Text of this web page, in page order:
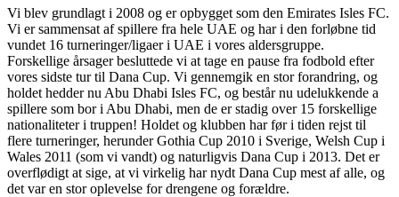
Vi blev grundlagt i 2008 og er opbygget som den Emirates Isles FC.
Vi er sammensat af spillere fra hele UAE og har i den forløbne tid
vundet 16 turneringer/ligaer i UAE i vores aldersgruppe.
Forskellige årsager besluttede vi at tage en pause fra fodbold efter
vores sidste tur til Dana Cup. Vi gennemgik en stor forandring, og
holdet hedder nu Abu Dhabi Isles FC, og består nu udelukkende a
spillere som bor i Abu Dhabi, men de er stadig over 15 forskellige
nationaliteter i truppen! Holdet og klubben har før i tiden rejst til
flere turneringer, herunder Gothia Cup 2010 i Sverige, Welsh Cup i
Wales 2011 (som vi vandt) og naturligvis Dana Cup i 2013. Det er
overflødigt at sige, at vi virkelig har nydt Dana Cup mest af alle, og
det var en stor oplevelse for drengene og forældre.